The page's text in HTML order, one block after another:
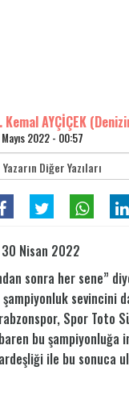
Kemal AYÇİÇEK
Mayıs 2022 - 00:57
30 Nisan 2022
sonra her sene”
sevincini
Spor Toto
bu şampiyonluğa
ile bu sonuca